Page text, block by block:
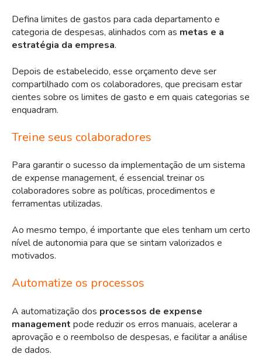
Defina limites de gastos para cada departamento e
categoria de despesas, alinhados com as metas e a
estratégia da empresa.
Depois de estabelecido, esse orçamento deve ser
compartilhado com os colaboradores, que precisam estar
cientes sobre os limites de gasto e em quais categorias se
enquadram.
Treine seus colaboradores
Para garantir o sucesso da implementação de um sistema
de expense management, é essencial treinar os
colaboradores sobre as políticas, procedimentos e
ferramentas utilizadas.
Ao mesmo tempo, é importante que eles tenham um certo
nível de autonomia para que se sintam valorizados e
motivados.
Automatize os processos
A automatização dos processos de expense
management pode reduzir os erros manuais, acelerar a
aprovação e o reembolso de despesas, e facilitar a análise
de dados.